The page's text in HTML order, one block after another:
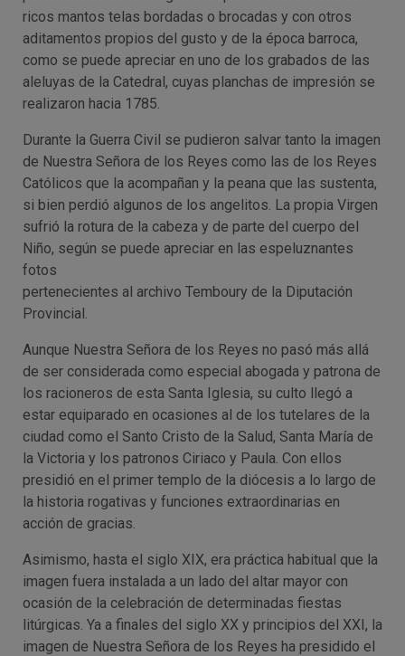
ricos mantos telas bordadas o brocadas y con otros
aditamentos propios del gusto y de la época barroca,
como se puede apreciar en uno de los grabados de las
aleluyas de la Catedral, cuyas planchas de impresión se
realizaron hacia 1785.
Durante la Guerra Civil se pudieron salvar tanto la imagen
de Nuestra Señora de los Reyes como las de los Reyes
Católicos que la acompañan y la peana que las sustenta,
si bien perdió algunos de los angelitos. La propia Virgen
sufrió la rotura de la cabeza y de parte del cuerpo del
Niño, según se puede apreciar en las espeluznantes
fotos
pertenecientes al archivo Temboury de la Diputación
Provincial.
Aunque Nuestra Señora de los Reyes no pasó más allá
de ser considerada como especial abogada y patrona de
los racioneros de esta Santa Iglesia, su culto llegó a
estar equiparado en ocasiones al de los tutelares de la
ciudad como el Santo Cristo de la Salud, Santa María de
la Victoria y los patronos Ciriaco y Paula. Con ellos
presidió en el primer templo de la diócesis a lo largo de
la historia rogativas y funciones extraordinarias en
acción de gracias.
Asimismo, hasta el siglo XIX, era práctica habitual que la
imagen fuera instalada a un lado del altar mayor con
ocasión de la celebración de determinadas fiestas
litúrgicas. Ya a finales del siglo XX y principios del XXI, la
imagen de Nuestra Señora de los Reyes ha presidido el